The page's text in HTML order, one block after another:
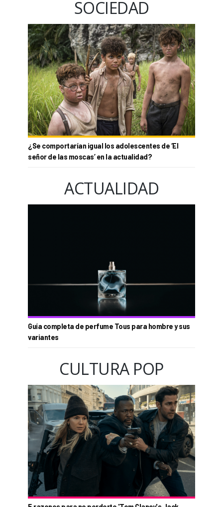
SOCIEDAD
¿Se comportarían igual los adolescentes de ‘El
señor de las moscas’ en la actualidad?
ACTUALIDAD
Guía completa de perfume Tous para hombre y sus
variantes
CULTURA POP